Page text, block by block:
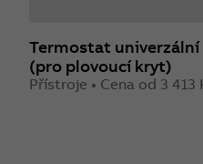
Termostat
(pro plovoucí kryt)
Přístroje • Cena od 3 413